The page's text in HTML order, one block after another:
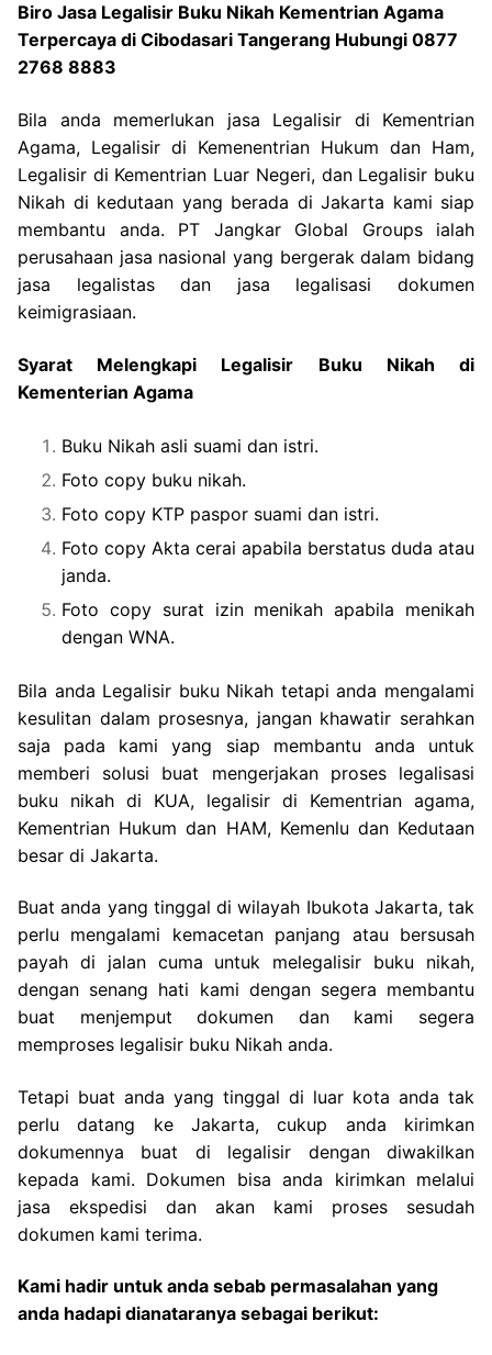
Biro Jasa Legalisir Buku Nikah Kementrian Agama
Terpercaya di Cibodasari Tangerang Hubungi 0877
2768 8883
Bila anda memerlukan jasa Legalisir di Kementrian
Agama, Legalisir di Kemenentrian Hukum dan Ham,
Legalisir di Kementrian Luar Negeri, dan Legalisir buku
Nikah di kedutaan yang berada di Jakarta kami siap
membantu anda. PT Jangkar Global Groups ialah
perusahaan jasa nasional yang bergerak dalam bidang
jasa legalistas dan jasa legalisasi dokumen
keimigrasiaan.
Syarat Melengkapi Legalisir Buku Nikah di
Kementerian Agama
Buku Nikah asli suami dan istri.
Foto copy buku nikah.
Foto copy KTP paspor suami dan istri.
Foto copy Akta cerai apabila berstatus duda atau
janda.
Foto copy surat izin menikah apabila menikah
dengan WNA.
Bila anda Legalisir buku Nikah tetapi anda mengalami
kesulitan dalam prosesnya, jangan khawatir serahkan
saja pada kami yang siap membantu anda untuk
memberi solusi buat mengerjakan proses legalisasi
buku nikah di KUA, legalisir di Kementrian agama,
Kementrian Hukum dan HAM, Kemenlu dan Kedutaan
besar di Jakarta.
Buat anda yang tinggal di wilayah Ibukota Jakarta, tak
perlu mengalami kemacetan panjang atau bersusah
payah di jalan cuma untuk melegalisir buku nikah,
dengan senang hati kami dengan segera membantu
buat menjemput dokumen dan kami segera
memproses legalisir buku Nikah anda.
Tetapi buat anda yang tinggal di luar kota anda tak
perlu datang ke Jakarta, cukup anda kirimkan
dokumennya buat di legalisir dengan diwakilkan
kepada kami. Dokumen bisa anda kirimkan melalui
jasa ekspedisi dan akan kami proses sesudah
dokumen kami terima.
Kami hadir untuk anda sebab permasalahan yang
anda hadapi dianataranya sebagai berikut: